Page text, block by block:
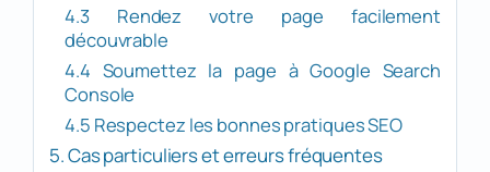
4.3 Rendez votre page facilement
découvrable
4.4 Soumettez la page à Google Search
Console
4.5 Respectez les bonnes pratiques SEO
5. Cas particuliers et erreurs fréquentes